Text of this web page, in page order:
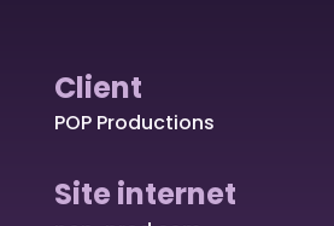
Client
POP Productions
Site internet